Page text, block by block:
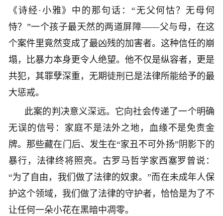
《诗经·小雅》中的那句话：“无父何怙？无母何
恃？”一个孩子最天然的两道屏障——父与母，在这
个案件里竟然变成了最凶残的加害者。这种信任的崩
塌，比暴力本身更令人绝望。他不仅是纵容者，更是
共犯，其罪孽深重，无期徒刑已是法律所能给予的最
大惩戒。
此案的判决意义深远。它向社会传递了一个明确
无误的信号：家庭不是法外之地，血缘不是免责金
牌。那些藏在门后、发生在“家丑不可外扬”阴影下的
暴行，法律终将照亮。古罗马哲学家西塞罗曾说：
“为了自由，我们做了法律的奴隶。”而在未成年人保
护这个领域，我们做了法律的守护者，恰恰是为了不
让任何一朵小花在黑暗中凋零。